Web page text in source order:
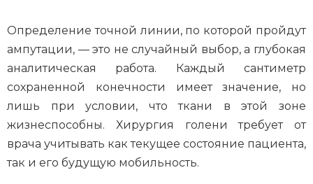
Определение точной линии, по которой пройдут
ампутации, — это не случайный выбор, а глубокая
аналитическая работа. Каждый сантиметр
сохраненной конечности имеет значение, но
лишь при условии, что ткани в этой зоне
жизнеспособны. Хирургия голени требует от
врача учитывать как текущее состояние пациента,
так и его будущую мобильность.